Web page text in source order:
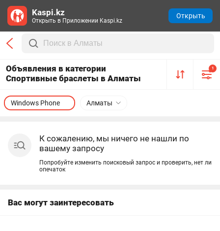
Объявления в категории
Спортивные браслеты в Алматы
1
Алматы
Windows Phone
К сожалению, мы ничего не нашли по
вашему запросу
Попробуйте изменить поисковый запрос и проверить, нет ли
опечаток
Вас могут заинтересовать
Kaspi.kz
Открыть в Приложении Kaspi.kz
Открыть